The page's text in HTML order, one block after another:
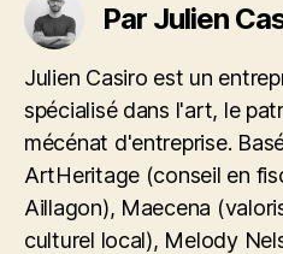
Par Julien
Julien Casiro est un
spécialisé dans l'art, le
mécénat d'entreprise.
ArtHeritage (conseil en
Aillagon), Maecena
culturel local), Melody